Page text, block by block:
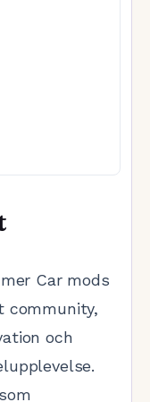
Car mods
community,
och